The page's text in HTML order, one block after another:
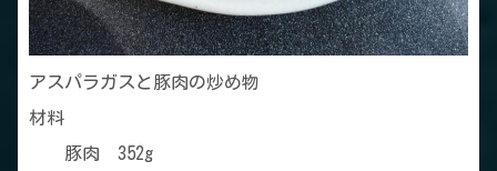
アスパラガスと豚肉の炒め物
材料
豚肉 352g